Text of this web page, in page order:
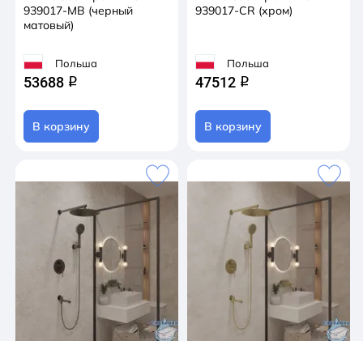
939017-MB (черный
матовый)
Польша
53688 q
В корзину
939017-CR (хром)
Польша
47512 q
В корзину